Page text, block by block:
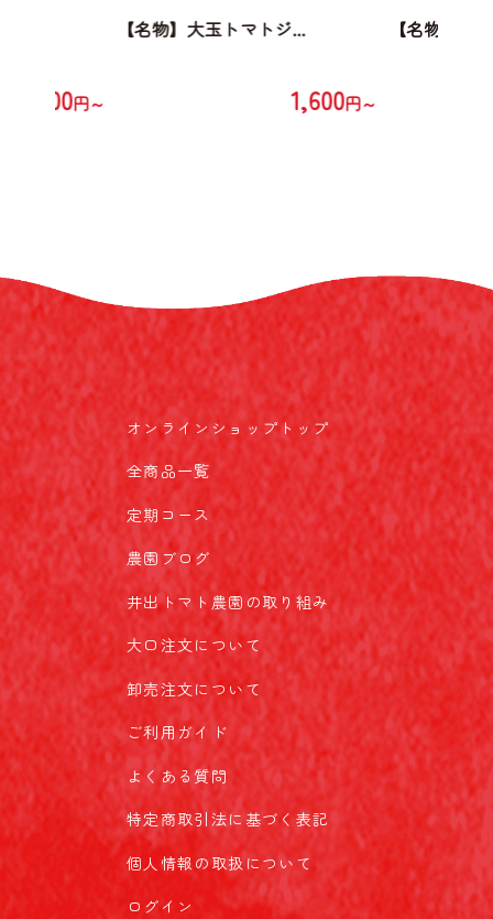
1,600円～
【名物】大玉トマトジ...
1,600円～
【名物】大
オンラインショップトップ
全商品一覧
定期コース
農園ブログ
井出トマト農園の取り組み
大口注文について
卸売注文について
ご利用ガイド
よくある質問
特定商取引法に基づく表記
個人情報の取扱について
ログイン